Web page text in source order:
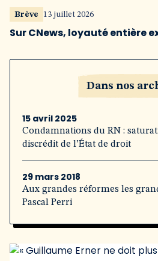
Brève 13 juillet 2026
Sur CNews, loyauté entière
Dans nos
15 avril 2025
Condamnations du RN :
discrédit de l’État de droit
29 mars 2018
Aux grandes réformes les
Pascal Perri